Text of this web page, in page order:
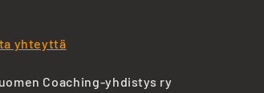
yhteyttä
Coaching-yhdistys ry